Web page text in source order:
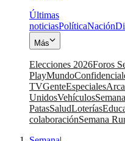
Últimas
noticiasPolíticaNación
Más
Elecciones 2026Foros
PlayMundo
TVGenteEspeciales
UnidosVehículos
PatasSaludLoterías
colaboraciónSemana